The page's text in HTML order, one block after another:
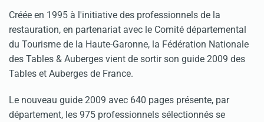
Créée en 1995 à l'initiative des professionnels de la
restauration, en partenariat avec le Comité départemental
du Tourisme de la Haute-Garonne, la Fédération Nationale
des Tables & Auberges vient de sortir son guide 2009 des
Tables et Auberges de France.
Le nouveau guide 2009 avec 640 pages présente, par
département, les 975 professionnels sélectionnés se